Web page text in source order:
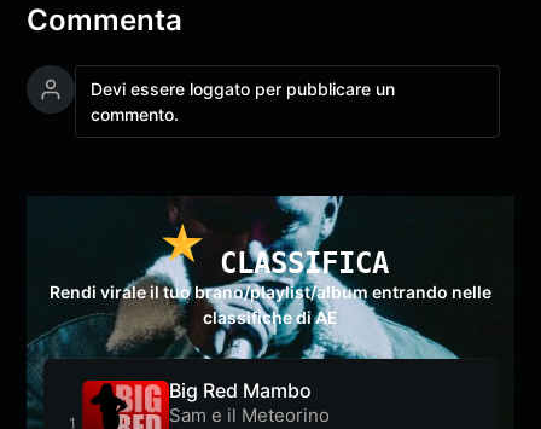
Commenta
Devi essere loggato per pubblicare un
commento.
CLASSIFICA
Rendi virale il tuo brano/playlist/album entrando nelle
classifiche di AE
Big Red Mambo
Sam e il Meteorino